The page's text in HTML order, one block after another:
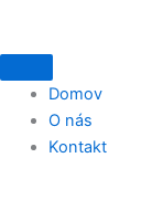
Domov
O nás
Kontakt